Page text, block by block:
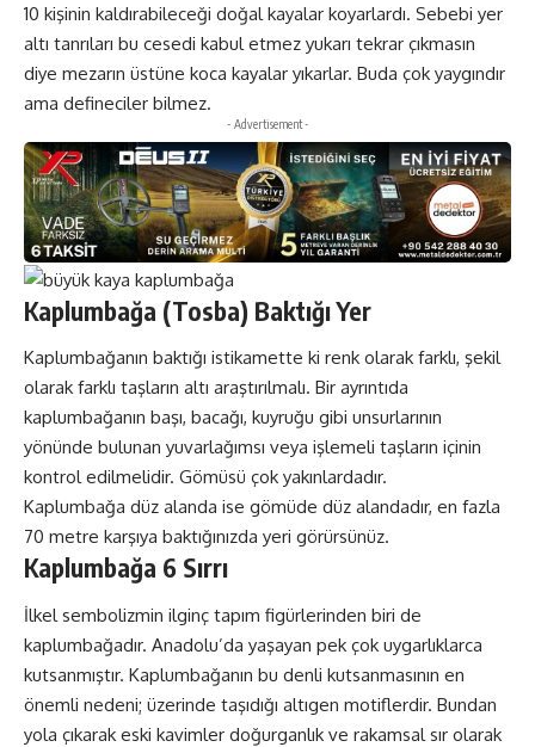
10 kişinin kaldırabileceği doğal kayalar koyarlardı. Sebebi yer
altı tanrıları bu cesedi kabul etmez yukarı tekrar çıkmasın
diye mezarın üstüne koca kayalar yıkarlar. Buda çok yaygındır
ama defineciler bilmez.
- Advertisement -
Kaplumbağa (Tosba) Baktığı Yer
Kaplumbağanın baktığı istikamette ki renk olarak farklı, şekil
olarak farklı taşların altı araştırılmalı. Bir ayrıntıda
kaplumbağanın başı, bacağı, kuyruğu gibi unsurlarının
yönünde bulunan yuvarlağımsı veya işlemeli taşların içinin
kontrol edilmelidir. Gömüsü çok yakınlardadır.
Kaplumbağa düz alanda ise gömüde düz alandadır, en fazla
70 metre karşıya baktığınızda yeri görürsünüz.
Kaplumbağa 6 Sırrı
İlkel sembolizmin ilginç tapım figürlerinden biri de
kaplumbağadır. Anadolu’da yaşayan pek çok uygarlıklarca
kutsanmıştır. Kaplumbağanın bu denli kutsanmasının en
önemli nedeni; üzerinde taşıdığı altıgen motiflerdir. Bundan
yola çıkarak eski kavimler doğurganlık ve rakamsal sır olarak